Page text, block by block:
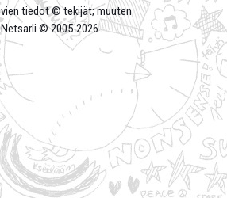
tiedot © tekijät; muuten
Netsarli © 2005-2026